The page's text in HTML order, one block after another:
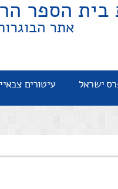
בית הספר
אתר
ישראל עיטורים